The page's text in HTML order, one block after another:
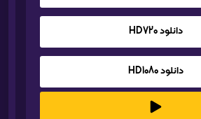
دانلود HD720
دانلود HD1080